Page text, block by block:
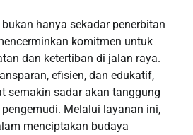
hanya sekadar penerbitan
komitmen untuk
dan ketertiban di jalan raya.
efisien, dan edukatif,
semakin sadar akan tanggung
Melalui layanan ini,
menciptakan budaya